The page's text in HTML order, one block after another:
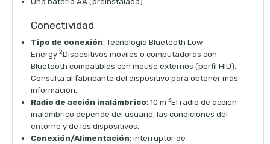
Conectividad
Tipo de conexión: Tecnología Bluetooth Low
Energy 2Dispositivos móviles o computadoras con
Bluetooth compatibles con mouse externos (perfil HID).
Consulta al fabricante del dispositivo para obtener más
información.
Radio de acción inalámbrico: 10 m 3El radio de acción
inalámbrico depende del usuario, las condiciones del
entorno y de los dispositivos.
Conexión/Alimentación: interruptor de